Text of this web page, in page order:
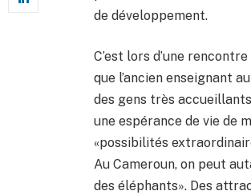
de développement.
C’est lors d’une
que l’ancien enseignant
des gens très
une espérance de vie de
«possibilités
Au Cameroun, on peut
des éléphants». Des